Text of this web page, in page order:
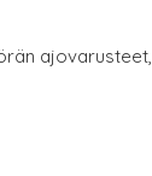
ajovarusteet,